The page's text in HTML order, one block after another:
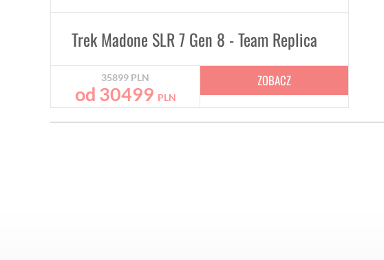
Trek Madone SLR 7 Gen 8 - Team Replica
35899 PLN
od 30499 PLN
ZOBACZ